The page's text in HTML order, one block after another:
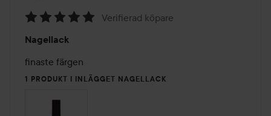
5
av
5
Verifierad köpare
Nagellack
finaste färgen
1 PRODUKT I INLÄGGET NAGELLACK